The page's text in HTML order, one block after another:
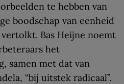
te hebben van
boodschap van eenheid
Bas Heijne noemt
het
samen met dat van
“bij uitstek radicaal”.